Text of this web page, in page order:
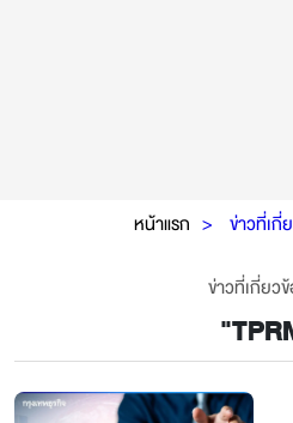
หน้าแรก ข่าวที่เกี่
ข่าวที่เกี่ยว
"